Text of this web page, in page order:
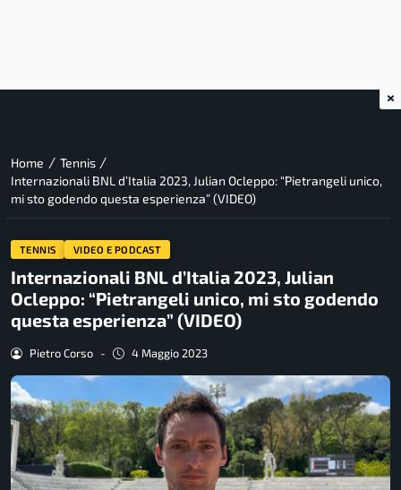
Home / Tennis /
Internazionali BNL d’Italia 2023, Julian Ocleppo: “Pietrangeli unico,
mi sto godendo questa esperienza” (VIDEO)
TENNIS VIDEO E PODCAST
Internazionali BNL d’Italia 2023, Julian
Ocleppo: “Pietrangeli unico, mi sto godendo
questa esperienza” (VIDEO)
Pietro Corso - 4 Maggio 2023
×